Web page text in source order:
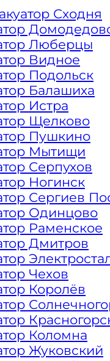
99 01
Сходня
Люберцы
Видное
Подольск
Балашиха
Истра
Щелково
Пушкино
Мытищи
Серпухов
Ногинск
Сергиев
Одинцово
Раменское
Дмитров
Чехов
Королёв
Коломна
Жуковский